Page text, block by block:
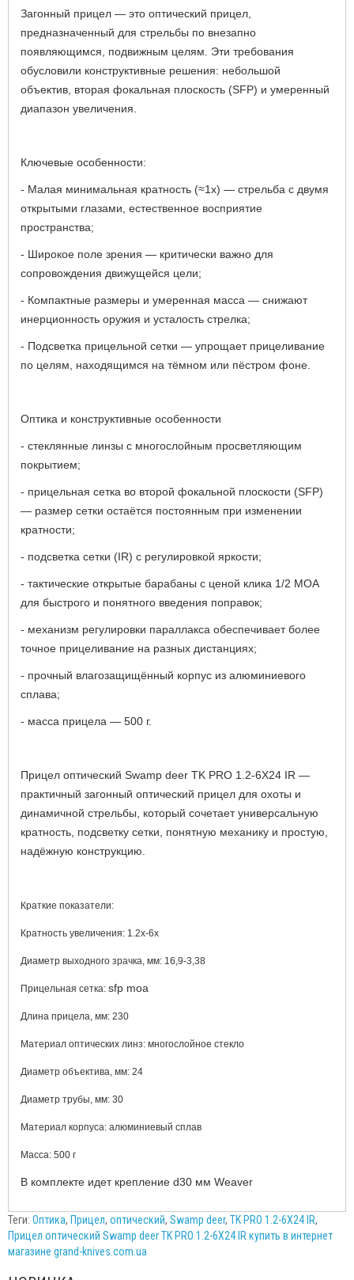
Загонный прицел — это оптический прицел,
предназначенный для стрельбы по внезапно
появляющимся, подвижным целям. Эти требования
обусловили конструктивные решения: небольшой
объектив, вторая фокальная плоскость (SFP) и умеренный
диапазон увеличения.
Ключевые особенности:
- Малая минимальная кратность (≈1х) — стрельба с двумя
открытыми глазами, естественное восприятие
пространства;
- Широкое поле зрения — критически важно для
сопровождения движущейся цели;
- Компактные размеры и умеренная масса — снижают
инерционность оружия и усталость стрелка;
- Подсветка прицельной сетки — упрощает прицеливание
по целям, находящимся на тёмном или пёстром фоне.
Оптика и конструктивные особенности
- стеклянные линзы с многослойным просветляющим
покрытием;
- прицельная сетка во второй фокальной плоскости (SFP)
— размер сетки остаётся постоянным при изменении
кратности;
- подсветка сетки (IR) с регулировкой яркости;
- тактические открытые барабаны с ценой клика 1/2 MOA
для быстрого и понятного введения поправок;
- механизм регулировки параллакса обеспечивает более
точное прицеливание на разных дистанциях;
- прочный влагозащищённый корпус из алюминиевого
сплава;
- масса прицела — 500 г.
Прицел оптический Swamp deer TK PRO 1.2-6X24 IR —
практичный загонный оптический прицел для охоты и
динамичной стрельбы, который сочетает универсальную
кратность, подсветку сетки, понятную механику и простую,
надёжную конструкцию.
Краткие показатели:
Кратность увеличения: 1.2x-6х
Диаметр выходного зрачка, мм: 16,9-3,38
Прицельная сетка: sfp moa
Длина прицела, мм: 230
Материал оптических линз: многослойное стекло
Диаметр объектива, мм: 24
Диаметр трубы, мм: 30
Материал корпуса: алюминиевый сплав
Масса: 500 г
В комплекте идет крепление d30 мм Weaver
Теги: Оптика, Прицел, оптический, Swamp deer, TK PRO 1.2-6X24 IR,
Прицел оптический Swamp deer TK PRO 1.2-6X24 IR купить в интернет
магазине grand-knives.com.ua